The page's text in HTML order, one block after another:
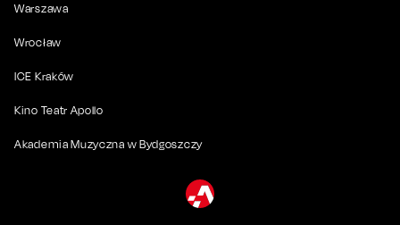
Warszawa
Wrocław
ICE Kraków
Kino Teatr Apollo
Akademia Muzyczna w Bydgoszczy